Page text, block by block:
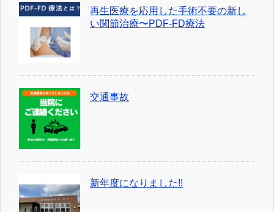
再生医療を応用した手術不要の新し
い関節治療〜PDF-FD療法
交通事故
新年度になりました!!